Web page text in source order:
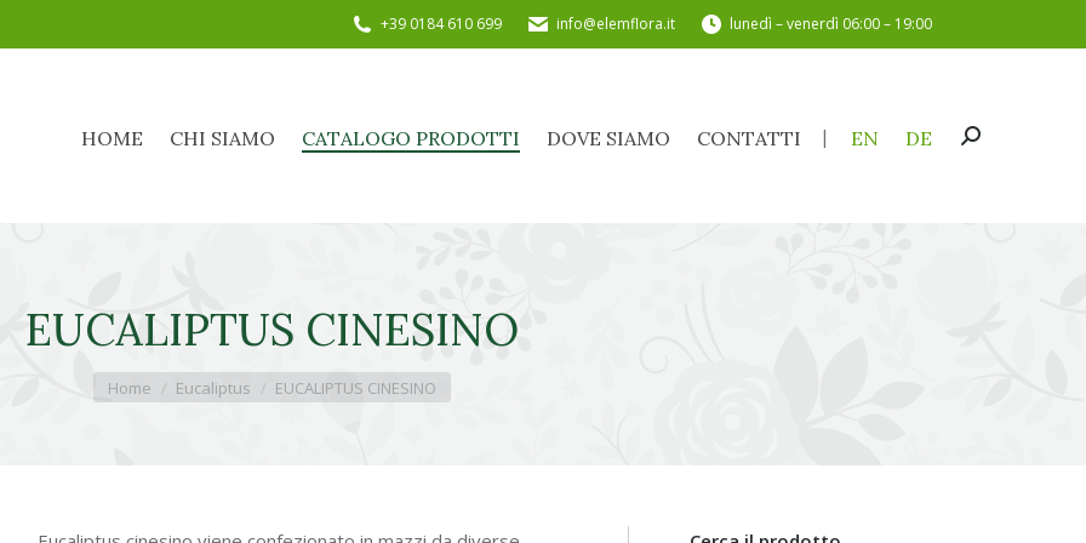
+39 0184 610 699 info@elemflora.it lunedì – venerdì 06:00 – 19:00
HOME CHI SIAMO CATALOGO PRODOTTI DOVE SIAMO CONTATTI EN DE Cerca:
EUCALIPTUS CINESINO
Tu sei qui:
Home Eucaliptus EUCALIPTUS CINESINO
HOME CHI SIAMO CATALOGO PRODOTTI DOVE SIAMO CONTATTI EN DE